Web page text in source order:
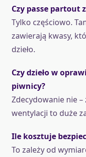
Czy passe partout
Tylko częściowo.
zawierają kwasy,
dzieło.
Czy dzieło w
piwnicy?
Zdecydowanie nie
wentylacji to duże
Ile kosztuje
To zależy od